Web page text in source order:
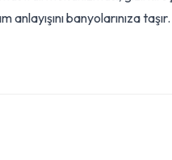
banyolarınıza taşır.